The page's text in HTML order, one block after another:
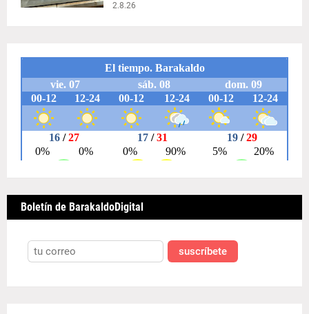
2.8.26
Boletín de BarakaldoDigital
suscríbete